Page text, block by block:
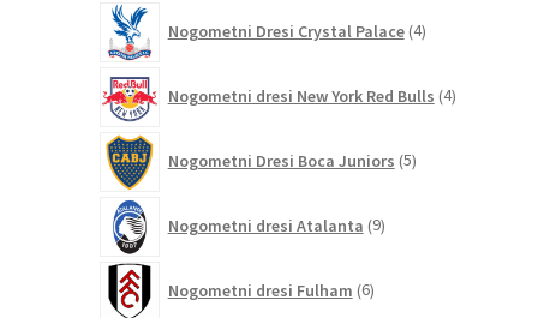
Nogometni Dresi Crystal Palace 4izdelki
Nogometni dresi New York Red Bulls 4izdelki
Nogometni Dresi Boca Juniors 5izdelkov
Nogometni dresi Atalanta 9izdelkov
Nogometni dresi Fulham 6izdelkov